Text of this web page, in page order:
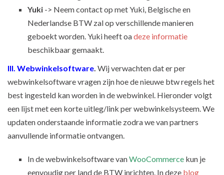
Yuki -> Neem contact op met Yuki, Belgische en
Nederlandse BTW zal op verschillende manieren
geboekt worden. Yuki heeft oadeze informatie
beschikbaar gemaakt.
III. Webwinkelsoftware. Wij verwachten dat er per
webwinkelsoftware vragen zijn hoe de nieuwe btw regels het
best ingesteld kan worden in de webwinkel. Hieronder volgt
een lijst met een korte uitleg/link per webwinkelsysteem. We
updaten onderstaande informatie zodra we van partners
aanvullende informatie ontvangen.
In de webwinkelsoftware vanWooCommerce kun je
eenvoudig per land de BTW inrichten. In deze blog